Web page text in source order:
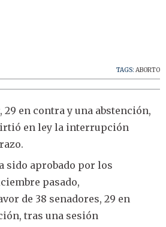
TAGS: ABORTO
29 en contra y una abstención,
en ley la interrupción
sido aprobado por los
pasado,
de 38 senadores, 29 en
tras una sesión